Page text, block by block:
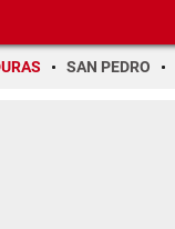
SAN PEDRO